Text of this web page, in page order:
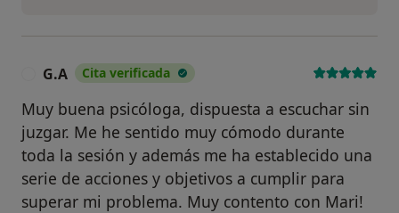
G.A Cita verificada
Muy buena psicóloga, dispuesta a escuchar sin
juzgar. Me he sentido muy cómodo durante
toda la sesión y además me ha establecido una
serie de acciones y objetivos a cumplir para
superar mi problema. Muy contento con Mari!